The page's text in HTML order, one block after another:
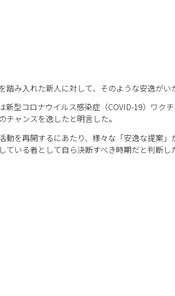
踏み入れた新人に対して、そのような安逸がい
新型コロナウイルス感染症（COVID-19）ワク
チャンスを逸したと明言した。
動を再開するにあたり、様々な「安逸な提案
ている者として自ら決断すべき時期だと判断